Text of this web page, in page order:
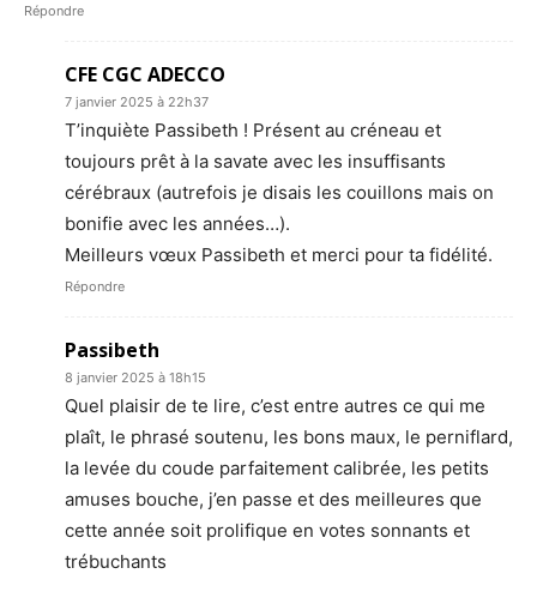
Répondre
CFE CGC ADECCO
7 janvier 2025 à 22h37
T’inquiète Passibeth ! Présent au créneau et
toujours prêt à la savate avec les insuffisants
cérébraux (autrefois je disais les couillons mais on
bonifie avec les années…).
Meilleurs vœux Passibeth et merci pour ta fidélité.
Répondre
Passibeth
8 janvier 2025 à 18h15
Quel plaisir de te lire, c’est entre autres ce qui me
plaît, le phrasé soutenu, les bons maux, le perniflard,
la levée du coude parfaitement calibrée, les petits
amuses bouche, j’en passe et des meilleures que
cette année soit prolifique en votes sonnants et
trébuchants